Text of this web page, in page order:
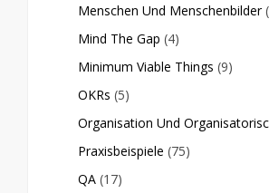
Menschen Und Menschenbilder
Mind The Gap (4)
Minimum Viable Things (9)
OKRs (5)
Organisation Und
Praxisbeispiele (75)
QA (17)